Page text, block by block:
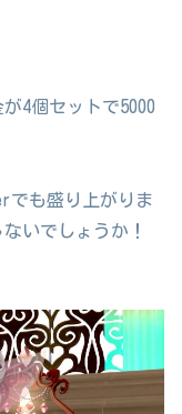
4個セットで5000
でも盛り上がりま
いでしょうか！